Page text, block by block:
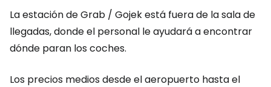
La estación de Grab / Gojek está fuera de la sala de
llegadas, donde el personal le ayudará a encontrar
dónde paran los coches.
Los precios medios desde el aeropuerto hasta el